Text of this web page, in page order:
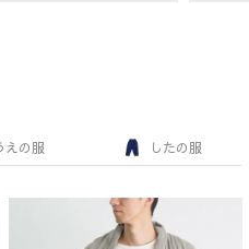
えの服 したの服